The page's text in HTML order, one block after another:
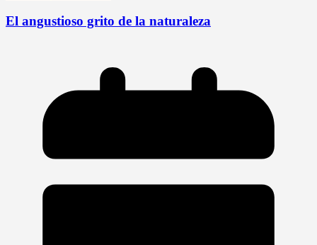
El angustioso grito de la naturaleza